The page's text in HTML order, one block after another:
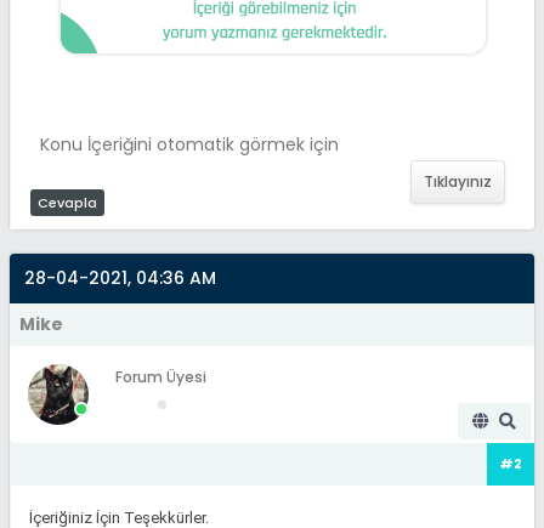
Konu İçeriğini otomatik görmek için
Tıklayınız
Cevapla
28-04-2021, 04:36 AM
Mike
Forum Üyesi
#2
İçeriğiniz İçin Teşekkürler.